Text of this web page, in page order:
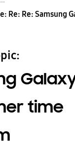
Re: Re: Samsung
time